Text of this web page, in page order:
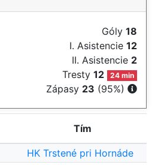
Góly 18
I. Asistencie 12
II. Asistencie 2
Tresty12 24 min
Zápasy 23 (95%)
Tím
HK Trstené pri Hornáde